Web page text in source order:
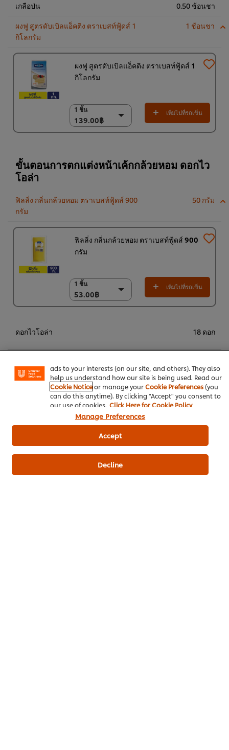
เกลือป่น 0.50 ช้อนชา
ผงฟู สูตรดับเบิลแอ็คติง ตราเบสท์ฟู้ดส์ 1
กิโลกรัม
1 ช้อนชา
ผงฟู สูตรดับเบิลแอ็คติง ตราเบสท์ฟู้ดส์ 1
กิโลกรัม
1 ชิ้น
139.00฿
1 ชิ้น
139.00฿
18 x 1 กก.
เพิ่มไปที่รถเข็น
ขั้นตอนการตกแต่งหน้าเค้กกล้วยหอม ดอกไว
โอล่า
ฟิลลิ่ง กลิ่นกล้วยหอม ตราเบสท์ฟู้ดส์ 900
กรัม
50 กรัม
ฟิลลิ่ง กลิ่นกล้วยหอม ตราเบสท์ฟู้ดส์ 900
กรัม
1 ชิ้น
53.00฿
1 ชิ้น
53.00฿
(ราคาพิเศษ) แพ็ค 9
เพิ่มไปที่รถเข็น
ดอกไวโอล่า 18 ดอก
เบเกอรี่และขนม สูตรเบเกอรี่
ฟิลลิ่ง กลิ่นกล้วยหอม ตราเบสท์ฟู้ดส์
experience on our site. Cookies enable you to enjoy
basket"), social sharing functionality (for Facebook,
ads to your interests (on our site, and others). They also
help us understand how our site is being used. Read our
Cookie Noticeor manage yourCookie Preferences (you
can do this anytime). By clicking "Accept" you consent to
our use of cookies. Click Here for Cookie Policy
Manage Preferences
Decline
Accept